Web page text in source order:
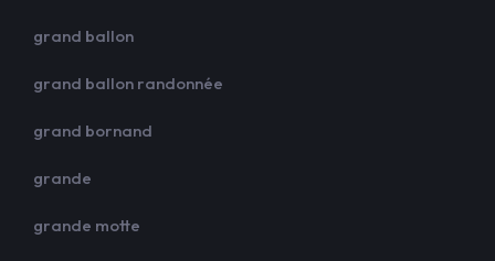
grand ballon
grand ballon randonnée
grand bornand
grande
grande motte